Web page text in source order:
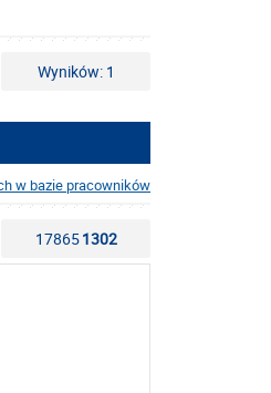
Wyników: 1
w bazie pracowników
178651302